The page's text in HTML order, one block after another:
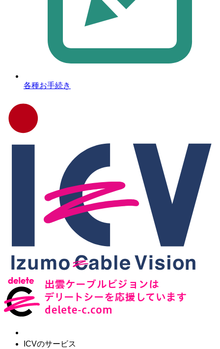
各種お手続き
ICVのサービス